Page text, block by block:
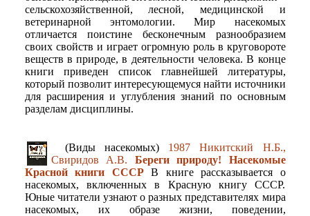
сельскохозяйственной, лесной, медицинской и
ветеринарной энтомологии. Мир насекомых
отличается поистине бесконечным разнообразием
своих свойств и играет огромную роль в круговороте
веществ в природе, в деятельности человека. В конце
книги приведен список главнейшей литературы,
который позволит интересующемуся найти источники
для расширения и углубления знаний по основным
разделам дисциплины.
(Виды насекомых) 1987 Никитский Н.Б.,
Свиридов А.В. Береги природу! Насекомые
Красной книги СССРВ книге рассказывается о
насекомых, включенных в Красную книгу СССР.
Юные читатели узнают о разных представителях мира
насекомых, их образе жизни, поведении,